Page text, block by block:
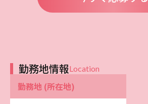
勤務地情報Location
勤務地 (所在地)